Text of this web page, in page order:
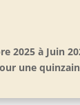
2025 à Juin
une